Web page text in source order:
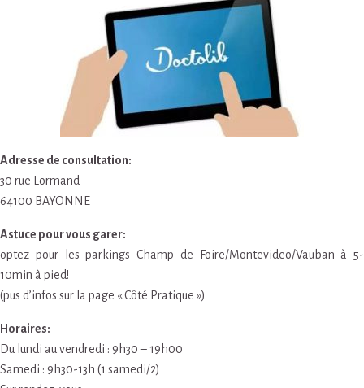
Adresse de consultation:
30 rue Lormand
64100 BAYONNE
Astuce pour vous garer:
optez pour les parkings Champ de Foire/Montevideo/Vauban à 5-
10min à pied!
(pus d’infos sur la page « Côté Pratique »)
Horaires:
Du lundi au vendredi : 9h30 – 19h00
Samedi : 9h30-13h (1 samedi/2)